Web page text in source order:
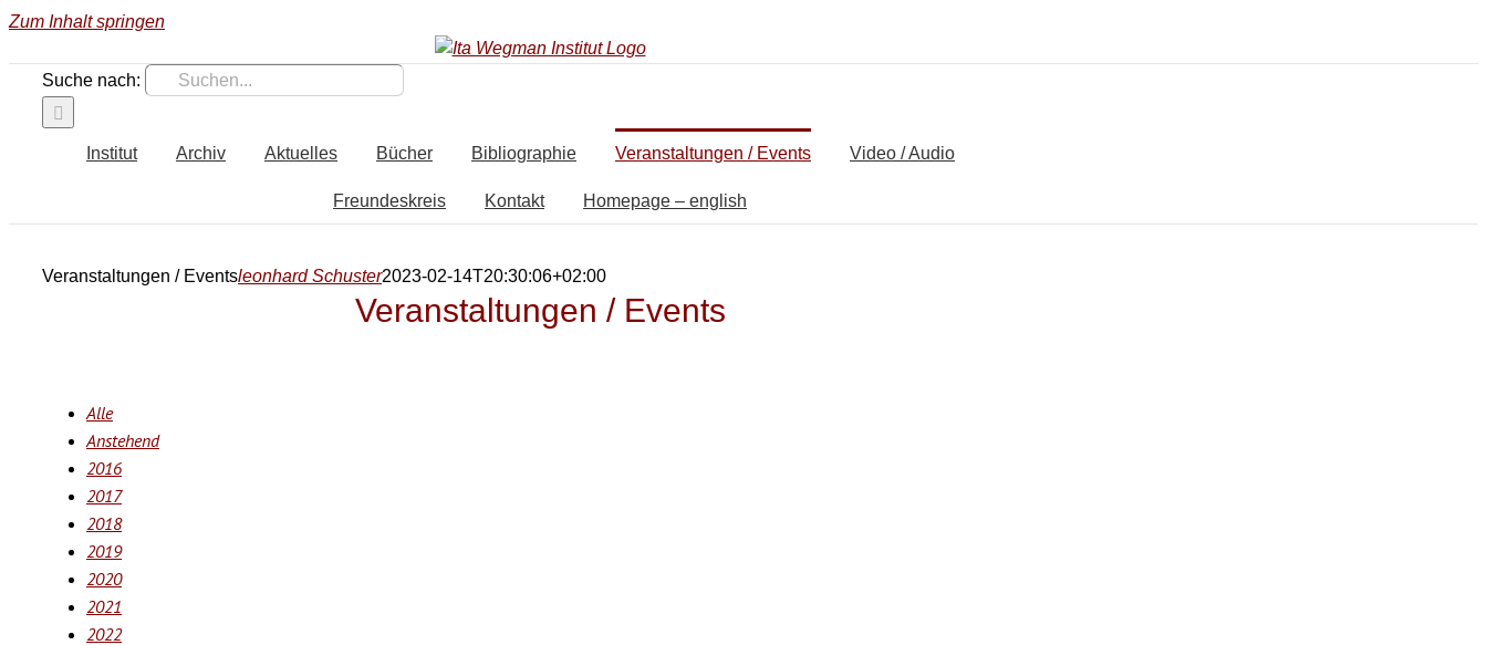
Zum Inhalt springen
Suche nach:
Institut Archiv Aktuelles Bücher Bibliographie Veranstaltungen / Events Video / Audio
Freundeskreis Kontakt Homepage – english
Veranstaltungen / Eventsleonhard Schuster2023-02-14T20:30:06+02:00
Veranstaltungen / Events
Alle
Anstehend
2016
2017
2018
2019
2020
2021
2022